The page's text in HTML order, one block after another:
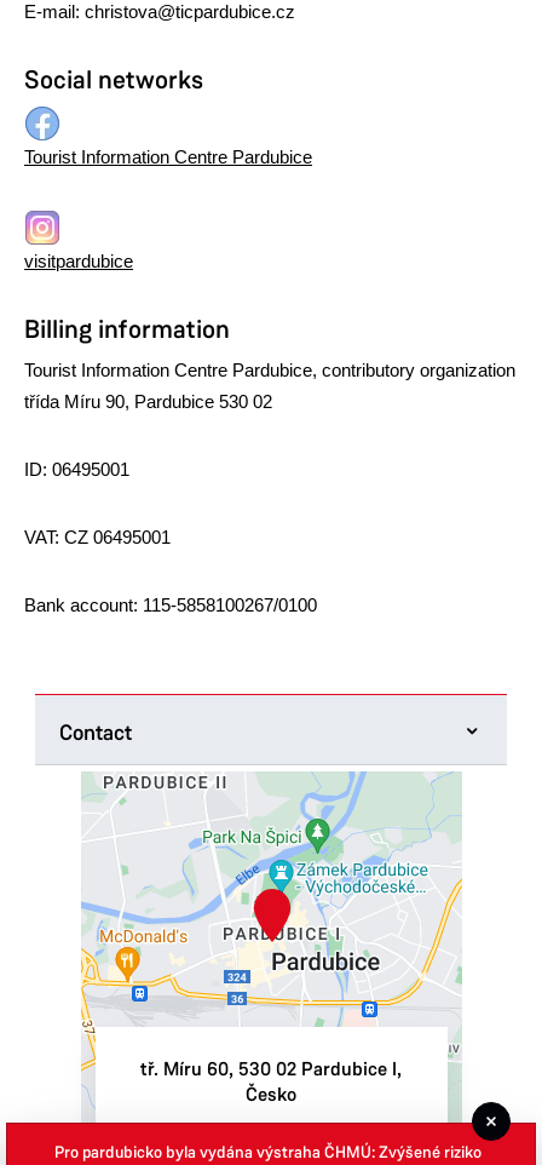
E-mail: christova@ticpardubice.cz
Social networks
Tourist Information Centre Pardubice
visitpardubice
Billing information
Tourist Information Centre Pardubice, contributory organization
třída Míru 90, Pardubice 530 02
ID: 06495001
VAT: CZ 06495001
Bank account: 115-5858100267/0100
Contact
Tourist Information Centre Pardubice -
Machoňova pasáž
třída Míru 60
530 02 Pardubice
+420 775 068 390
E-mail: info@ticpardubice.cz
06495001
TIN:CZ06495001
Opening hours
Monday
9:00–18:00
tř. Míru 60, 530 02 Pardubice I,
Česko
Show on Google Maps
Pro pardubicko byla vydána výstraha ČHMÚ: Zvýšené riziko